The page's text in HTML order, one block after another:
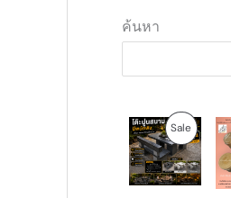
ค้นหา
SaleP
R
O
O
r
i
g
i
C
u
r
r
e